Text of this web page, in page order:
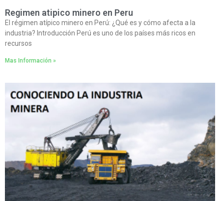
Regimen atipico minero en Peru
El régimen atípico minero en Perú: ¿Qué es y cómo afecta a la
industria? Introducción Perú es uno de los países más ricos en
recursos
Mas Información »